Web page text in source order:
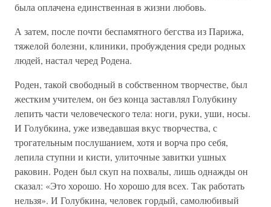
была оплачена единственная в жизни любовь.
А затем, после почти беспамятного бегства из Парижа,
тяжелой болезни, клиники, пробуждения среди родных
людей, настал черед Родена.
Роден, такой свободный в собственном творчестве, был
жестким учителем, он без конца заставлял Голубкину
лепить части человеческого тела: ноги, руки, уши, носы.
И Голубкина, уже изведавшая вкус творчества, с
трогательным послушанием, хотя и ворча про себя,
лепила ступни и кисти, улиточные завитки ушных
раковин. Роден был скуп на похвалы, лишь однажды он
сказал: «Это хорошо. Но хорошо для всех. Так работать
нельзя». И Голубкина, человек гордый, самолюбивый